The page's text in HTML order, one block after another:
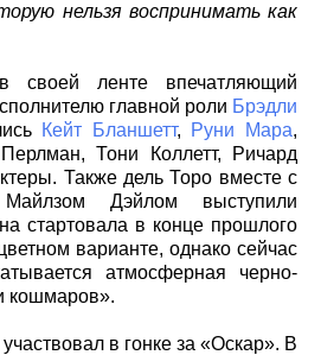
нельзя воспринимать как
своей ленте впечатляющий
главной роли Брэдли
Кейт Бланшетт, Руни Мара,
Тони Коллетт, Ричард
Также дель Торо вместе с
Дэйлом выступили
стартовала в конце прошлого
варианте, однако сейчас
атмосферная черно-
кошмаров».
в гонке за «Оскар». В